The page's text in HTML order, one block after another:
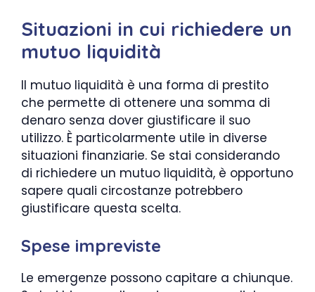
Situazioni in cui richiedere un
mutuo liquidità
Il mutuo liquidità è una forma di prestito
che permette di ottenere una somma di
denaro senza dover giustificare il suo
utilizzo. È particolarmente utile in diverse
situazioni finanziarie. Se stai considerando
di richiedere un mutuo liquidità, è opportuno
sapere quali circostanze potrebbero
giustificare questa scelta.
Spese impreviste
Le emergenze possono capitare a chiunque.